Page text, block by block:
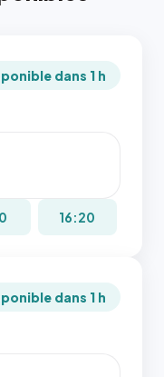
dans 1 h
16:20
dans 1 h